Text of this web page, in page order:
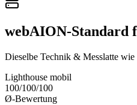
webAION-Standard
Dieselbe Technik & Messlatte
Lighthouse mobil
100/100/100
Ø-Bewertung